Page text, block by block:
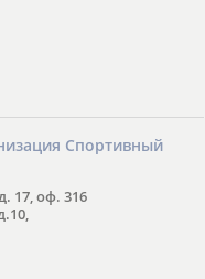
Спортивный
17, оф. 316